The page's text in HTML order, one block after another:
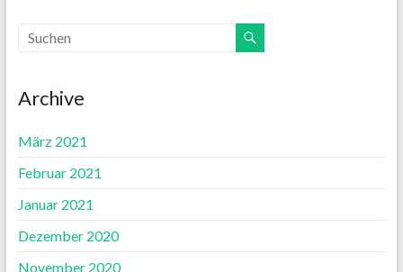
Archive
März 2021
Februar 2021
Januar 2021
Dezember 2020
November 2020